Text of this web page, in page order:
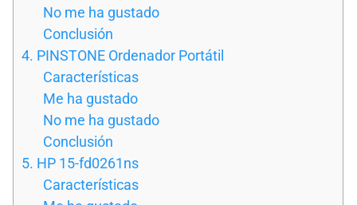
No me ha gustado
Conclusión
4. PINSTONE Ordenador Portátil
Características
Me ha gustado
No me ha gustado
Conclusión
5. HP 15-fd0261ns
Características